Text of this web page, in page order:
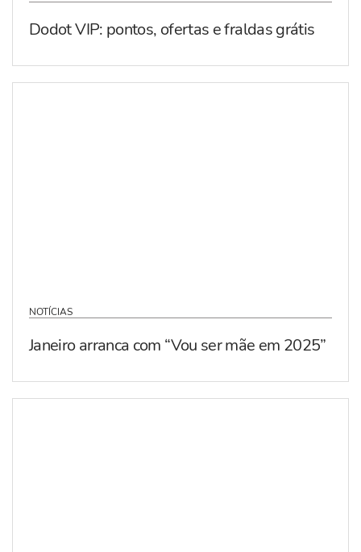
Dodot VIP: pontos, ofertas e fraldas grátis
NOTÍCIAS
Janeiro arranca com “Vou ser mãe em 2025”